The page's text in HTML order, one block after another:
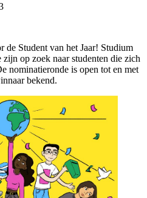
Student van het Jaar! Studium
op zoek naar studenten die zich
nominatieronde is open tot en met
bekend.